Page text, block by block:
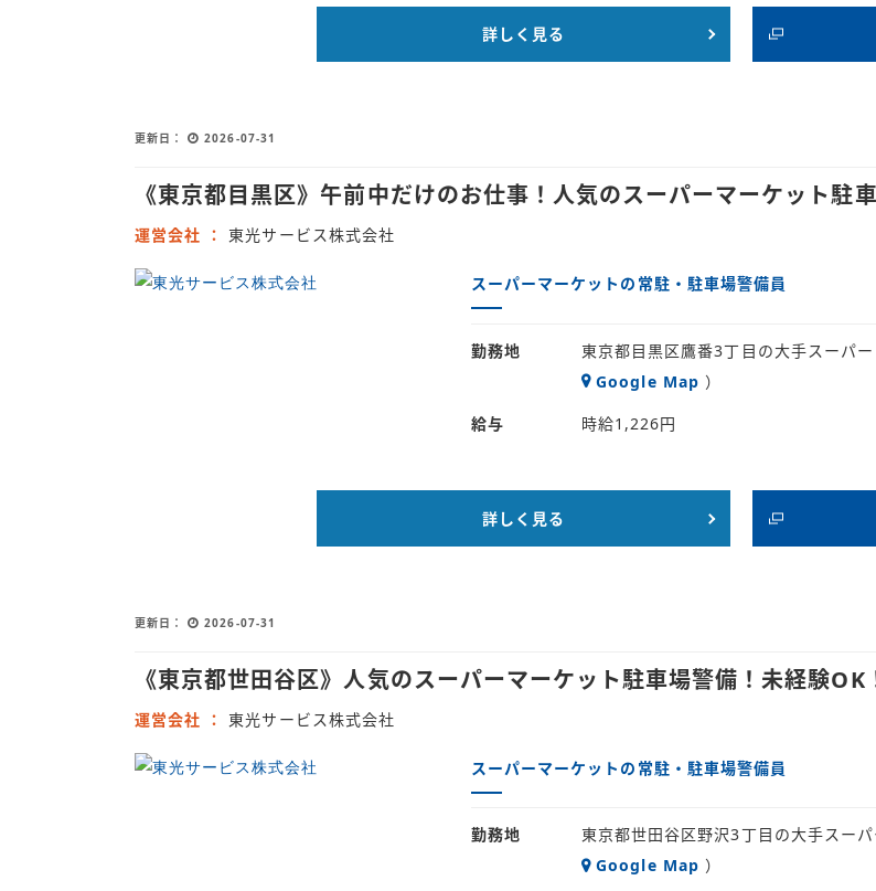
詳しく見る
更新日 2026-07-31
《東京都目黒区》午前中だけのお仕事！人気のスーパーマーケット駐
運営会社 東光サービス株式会社
スーパーマーケットの常駐・駐車場警備員
勤務地
東京都目黒区鷹番3丁目の大手スーパ
Google Map ）
給与
時給1,226円
詳しく見る
更新日 2026-07-31
《東京都世田谷区》人気のスーパーマーケット駐車場警備！未経験OK
運営会社 東光サービス株式会社
スーパーマーケットの常駐・駐車場警備員
勤務地
東京都世田谷区野沢3丁目の大手スー
Google Map ）